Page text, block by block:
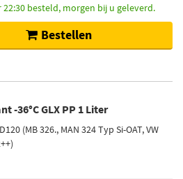
22:30 besteld, morgen bij u geleverd.
Bestellen
-36°C GLX PP 1 Liter
(MB 326., MAN 324 Typ Si-OAT, VW